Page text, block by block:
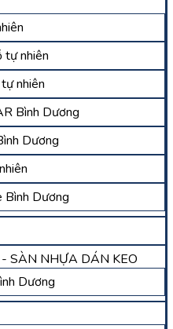
tự nhiên
nhiên
Bình Dương
Dương
Bình Dương
SÀN NHỰA DÁN KEO
Dương